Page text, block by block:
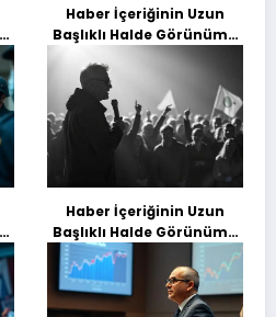
Haber İçeriğinin Uzun
Başlıklı Halde Görünümü
Deneme Başılığı
Haber İçeriğinin Uzun
Başlıklı Halde Görünümü
Deneme Başılığı